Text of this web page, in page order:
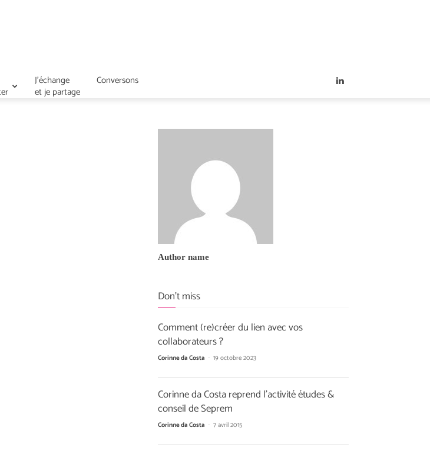
J’échange
et je partage
Conversons
Author name
Don't miss
Comment (re)créer du lien avec vos
collaborateurs ?
Corinne da Costa - 19 octobre 2023
Corinne da Costa reprend l’activité études &
conseil de Seprem
Corinne da Costa - 7 avril 2015